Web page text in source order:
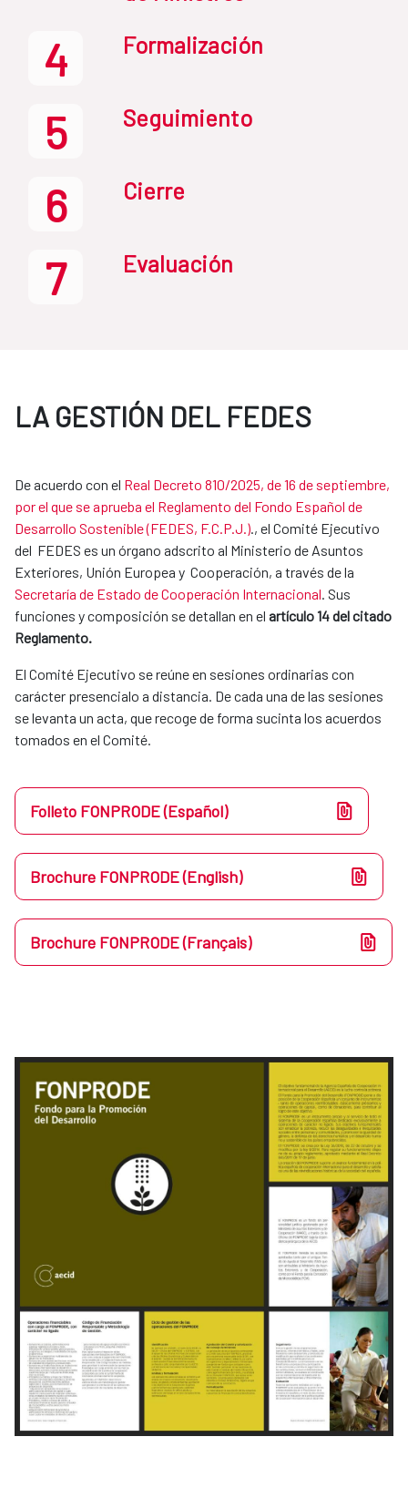
4 Formalización
5 Seguimiento
6 Cierre
7 Evaluación
LA GESTIÓN DEL FEDES
De acuerdo con el Real Decreto 810/2025, de 16 de septiembre,
por el que se aprueba el Reglamento del Fondo Español de
Desarrollo Sostenible (FEDES, F.C.P.J.)., el Comité Ejecutivo
del FEDES es un órgano adscrito al Ministerio de Asuntos
Exteriores, Unión Europea y Cooperación, a través de la
Secretaría de Estado de Cooperación Internacional. Sus
funciones y composición se detallan en el artículo 14 del citado
Reglamento.
El Comité Ejecutivo se reúne en sesiones ordinarias con
carácter presencialo a distancia. De cada una de las sesiones
se levanta un acta, que recoge de forma sucinta los acuerdos
tomados en el Comité.
Folleto FONPRODE (Español)
Brochure FONPRODE (English)
Brochure FONPRODE (Français)